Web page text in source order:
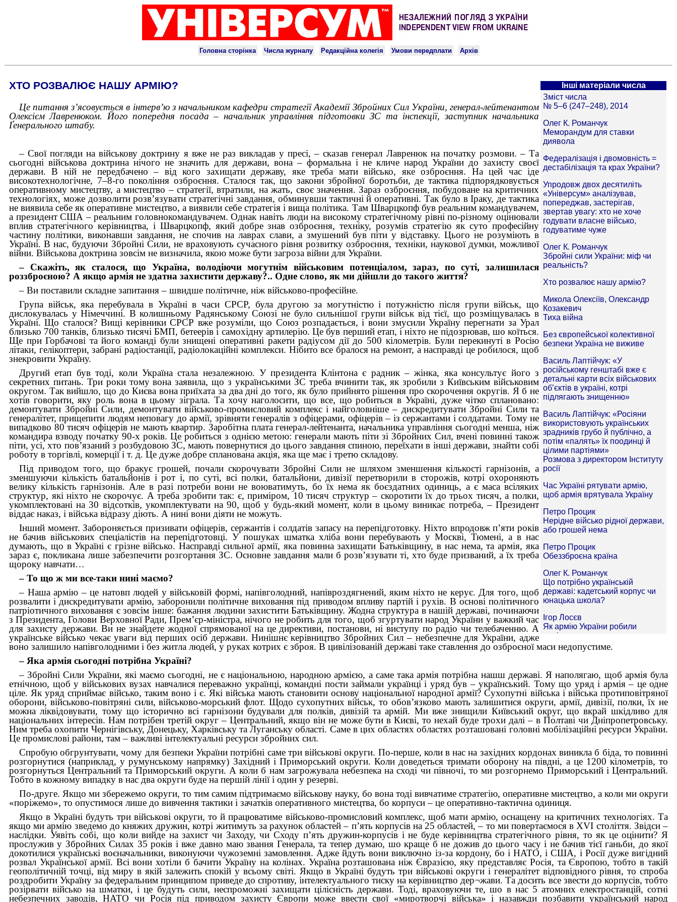
Інші матеріали числа
ХТО РОЗВАЛЮЄ НАШУ АРМІЮ?
Це питання з’ясовується в інтерв’ю з начальником кафедри стратегії Академії Збройних Сил України, генерал-лейтенантом
Олексієм Лавренюком. Його попередня посада – начальник управління підготовки ЗС та інспекції, заступник начальника
Ґенерального штабу.
– Свої погляди на військову доктрину я вже не раз викладав у пресі, – сказав генерал Лавренюк на початку розмови. – Та
сьогодні військова доктрина нічого не значить для держави, вона – формальна і не кличе народ України до захисту своєї
держави. В ній не передбачено – від кого захищати державу, яке треба мати військо, яке озброєння. На цей час іде
високотехнологічне, 7–8-го покоління озброєння. Сталося так, що закони збройної боротьби, де тактика підпорядковується
оперативному мистецтву, а мистецтво – стратегії, втратили, на жать, своє значення. Зараз озброєння, побудоване на критичних
технологіях, може дозволити розв’язувати стратегічні завдання, обминувши тактичні й оперативні. Так було в Іраку, де тактика
не виявила себе як оперативне мистецтво, а виявили себе стратегія і вища політика. Там Шварцкопф був реальним командувачем,
а президент США – реальним головнокомандувачем. Однак навіть люди на високому стратегічному рівні по-різному оцінювали
вплив стратегічного керівництва, і Шварцкопф, який добре знав озброєння, техніку, розумів стратегію як суто професійну
частину політики, виконавши завдання, не спочив на лаврах слави, а змушений був піти у відставку. Цього не розуміють в
Україні. В нас, будуючи Збройні Сили, не враховують сучасного рівня розвитку озброєння, техніки, наукової думки, можливої
війни. Військова доктрина зовсім не визначила, якою може бути загроза війни для України.
– Скажіть, як сталося, що Україна, володіючи могутнім військовим потенціалом, зараз, по суті, залишилася
роззброєною? А якщо армія не здатна захистити державу?.. Одне слово, як ми дійшли до такого життя?
– Ви поставили складне запитання – швидше політичне, ніж військово-професійне.
Група військ, яка перебувала в Україні в часи СРСР, була другою за могутністю і потужністю після групи військ, що
дислокувалась у Німеччині. В колишньому Радянському Союзі не було сильнішої групи військ від тієї, що розміщувалась в
Україні. Що сталося? Вищі керівники СРСР вже розуміли, що Союз розпадається, і вони змусили Україну перегнати за Урал
близько 700 танків, близько тисячі БМП, бетеерів і самохідну артилерію. Це був перший етап, і ніхто не підозрював, шо коїться.
Ще при Горбачові та його команді були знищені оперативні ракети радіусом дії до 500 кілометрів. Були перекинуті в Росію
літаки, гелікоптери, забрані радіостанції, радіолокаційні комплекси. Нібито все бралося на ремонт, а насправді це робилося, щоб
знекровити Україну.
Другий етап був тоді, коли Україна стала незалежною. У президента Клінтона є радник – жінка, яка консультує його з
секретних питань. Три роки тому вона заявила, що з українськими ЗС треба вчинити так, як зробили з Київським військовим
округом. Так вийшло, що до Києва вона приїхата за два дні до того, як було прийнято рішення про скорочення округів. Я б не
хотів говорити, яку роль вона в цьому зіграла. Та хочу наголосити, що все, що робиться в Україні, дуже чітко сплановано:
демонтувати Збройні Сили, демонтувати військово-промисловий комплекс і найголовніше – дискредитувати Збройні Сили та
генералітет, прищепити людям неповагу до армії, зрівняти генералів з офіцерами, офіцерів – із сержантами і солдатами. Тому не
випадково 80 тисяч офіцерів не мають квартир. Заробітна плата генерал-лейтенанта, начальника управління сьогодні менша, ніж
командира взводу початку 90-х років. Це робиться з однією метою: генерали мають піти зі Збройних Сил, вчені повинні також
піти, усі, хто пов’язаний з розбудовою ЗС, мають повернутися до цього завдання спиною, переїхати в інші держави, знайти собі
роботу в торгівлі, комерції і т. д. Це дуже добре спланована акція, яка ще має і третю складову.
Під приводом того, що бракує грошей, почали скорочувати Збройні Сили не шляхом зменшення кількості гарнізонів, а
зменшуючи кількість батальйонів і рот і, по суті, всі полки, батальйони, дивізії перетворили в сторожів, котрі охороняють
велику кількість гарнізонів. Але в разі потреби вони не воюватимуть, бо їх нема як боєздатних одиниць, а є маса всіляких
структур, які ніхто не скорочує. А треба зробити так: є, приміром, 10 тисяч структур – скоротити їх до трьох тисяч, а полки,
укомплектовані на 30 відсотків, укомплектувати на 90, щоб у будь-який момент, коли в цьому виникає потреба, – Президент
віддає наказ, і війська відразу діють. А нині вони діяти не можуть.
Інший момент. Забороняється призивати офіцерів, сержантів і солдатів запасу на перепідготовку. Ніхто впродовж п’яти років
не бачив військових спеціалістів на перепідготовці. У пошуках шматка хліба вони перебувають у Москві, Тюмені, а в нас
думають, що в Україні є грізне військо. Насправді сильної армії, яка повинна захищати Батьківщину, в нас нема, та армія, яка
зараз є, покликана лише забезпечити розгортання ЗС. Основне завдання мали б розв’язувати ті, хто буде призваний, а їх треба
щороку навчати…
– То що ж ми все-таки нині маємо?
– Наша армію – це натовп людей у військовій формі, напівголодний, напівроздягнений, яким ніхто не керує. Для того, щоб
розвалити і дискредитувати армію, заборонили політичне виховання під приводом впливу партій і рухів. В основі політичного
патріотичного виховання є зовсім інше: бажання людини захистити Батьківщину. Жодна структура в нашій державі, починаючи
з Президента, Голови Верховної Ради, Прем’єр-міністра, нічого не робить для того, щоб згуртувати народ України у важкий час
для захисту держави. Ви не знайдете жодної спрямованої на це директиви, постанови, ні виступу по радіо чи телебаченню. А
українське військо чекає уваги від перших осіб держави. Нинішнє керівництво Збройних Сил – небезпечне для України, адже
воно залишило напівголодними і без житла людей, у руках котрих є зброя. В цивілізованій державі таке ставлення до озброєної маси недопустиме.
– Яка армія сьогодні потрібна Україні?
– Збройні Сили України, які маємо сьогодні, не є національною, народною армією, а саме така армія потрібна нашш державі. Я наполягаю, щоб армія була
етнічною, щоб у військових вузах навчалися переважно українці, командні пости займали українці і уряд був – український. Тому що уряд і армія – це одне
ціле. Як уряд сприймає військо, таким воно і є. Які війська мають становити основу національної народної армії? Сухопутні війська і війська протиповітряної
оборони, військово-повітряні сили, військово-морський флот. Щодо сухопутних військ, то обов’язково мають залишитися округи, армії, дивізії, полки, їх не
можна ліквідовувати, тому що історично всі гарнізони будували для полків, дивізій та армій. Ми вже знищили Київський округ, що вкрай шкідливо для
національних інтересів. Нам потрібен третій округ – Центральний, якщо він не може бути в Києві, то нехай буде трохи далі – в Полтаві чи Дніпропетровську.
Ним треба охопити Чернігівську, Донецьку, Харківську та Луганську області. Саме в цих областях областях розташовані головні мобілізаційні ресурси України.
Це промислові райони, там – важливі інтелектуальні ресурси збройних сил.
Спробую обгрунтувати, чому для безпеки України потрібні саме три військові округи. По-перше, коли в нас на західних кордонах виникла б біда, то повинні
розгорнутися (наприклад, у румунському напрямку) Західний і Приморський округи. Коли доведеться тримати оборону на півдні, а це 1200 кілометрів, то
розгорнуться Центральний та Приморський округи. А коли б нам загрожувала небезпека на сході чи півночі, то ми розгорнемо Приморський і Центральний.
Тобто в кожному випадку в нас два округи буде на першій лінії і один у резерві.
По-друге. Якщо ми збережемо округи, то тим самим підтримаємо військову науку, бо вона тоді вивчатиме стратегію, оперативне мистецтво, а коли ми округи
«поріжемо», то опустимося лише до вивчення тактики і зачатків оперативного мистецтва, бо корпуси – це оперативно-тактична одиниця.
Якщо в Україні будуть три військові округи, то й працюватиме військово-промисловий комплекс, щоб мати армію, оснащену на критичних технологіях. Та
якщо ми армію зведемо до княжих дружин, котрі житимуть за рахунок областей – п’ять корпусів на 25 областей, – то ми повертаємося в XVI століття. Звідси –
наслідки. Уявіть собі, що коли вийде на захист чи Заходу, чи Сходу п’ять дружин-корпусів і не буде керівництва стратегічного рівня, то як це оцінити? Я
прослужив у Збройних Силах 35 років і вже давно маю звання Генерала, та тепер думаю, шо краще б не дожив до цього часу і не бачив тієї ганьби, до якої
докотилися українські воєначальники, виконуючи чужоземні замовлення. Адже йдуть вони виключно із-за кордону, бо і НАТО, і США, і Росії дуже вигідний
розвал Української армії. Всі вони хотіли б бачити Україну на колінах. Україна розташована ніж Євразією, яку представляє Росія, та Європою, тобто в такій
геополітичній точці, від миру в якій залежить спокій у всьому світі. Якщо в Україні будуть три військові округи і генералітет відповідного рівня, то спроба
роздробити Україну за федеральним принципом приведе до спротиву, інтелектуального тиску на керівництво дер¬жави. Та досить все звести до корпусів, тобто
розірвати військо на шматки, і це будуть сили, неспроможні захищати цілісність держави. Тоді, враховуючи те, шо в нас 5 атомних електростанцій, сотні
небезпечних заводів, НАТО чи Росія під приводом захисту Європи може ввести свої «миротворчі війська» і назавжди позбавити український народ